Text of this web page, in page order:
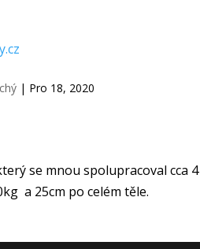
| Pro 18, 2020
se mnou spolupracoval cca
a 25cm po celém těle.